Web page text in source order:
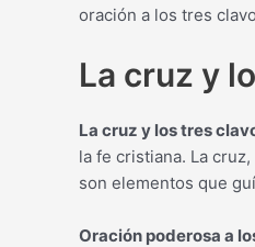
oración a los tres
La cruz y
La cruz y los tres
la fe cristiana. La
son elementos que
Oración poderosa a